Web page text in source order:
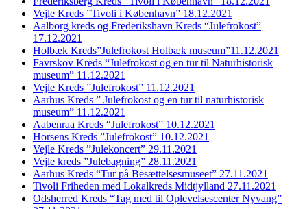
Vejle Kreds ”Tivoli i København” 18.12.2021
Aalborg kreds og Frederikshavn Kreds “Julefrokost”
17.12.2021
Holbæk Kreds”Julefrokost Holbæk museum”11.12.2021
Favrskov Kreds “Julefrokost og en tur til Naturhistorisk
museum” 11.12.2021
Vejle Kreds ”Julefrokost” 11.12.2021
Aarhus Kreds ” Julefrokost og en tur til naturhistorisk
museum” 11.12.2021
Aabenraa Kreds “Julefrokost” 10.12.2021
Horsens Kreds ”Julefrokost” 10.12.2021
Vejle Kreds ”Julekoncert” 29.11.2021
Vejle kreds ”Julebagning” 28.11.2021
Aarhus Kreds “Tur på Besættelsesmuseet” 27.11.2021
Tivoli Friheden med Lokalkreds Midtjylland 27.11.2021
Odsherred Kreds “Tag med til Oplevelsescenter Nyvang”